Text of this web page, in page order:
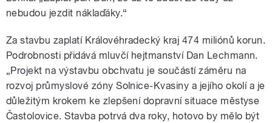
nebudou jezdit náklaďáky.“
Za stavbu zaplatí Královéhradecký kraj 474 miliónů korun.
Podrobnosti přidává mluvčí hejtmanství Dan Lechmann.
„Projekt na výstavbu obchvatu je součástí záměru na
rozvoj průmyslové zóny Solnice-Kvasiny a jejího okolí a je
důležitým krokem ke zlepšení dopravní situace městyse
Častolovice. Stavba potrvá dva roky, hotovo by mělo být